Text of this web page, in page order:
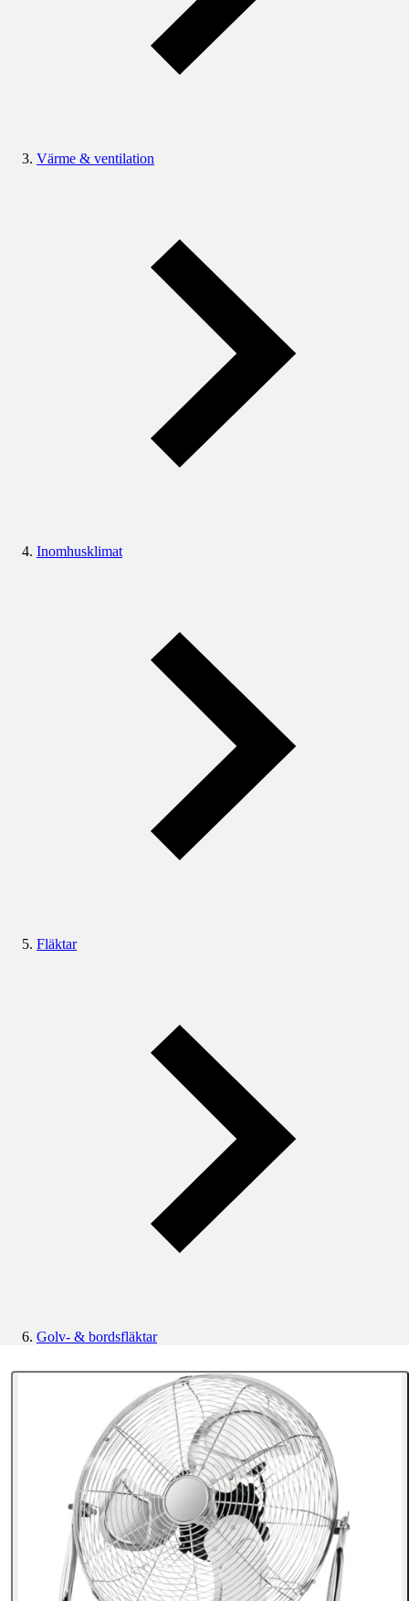
Värme & ventilation
Inomhusklimat
Fläktar
Golv- & bordsfläktar